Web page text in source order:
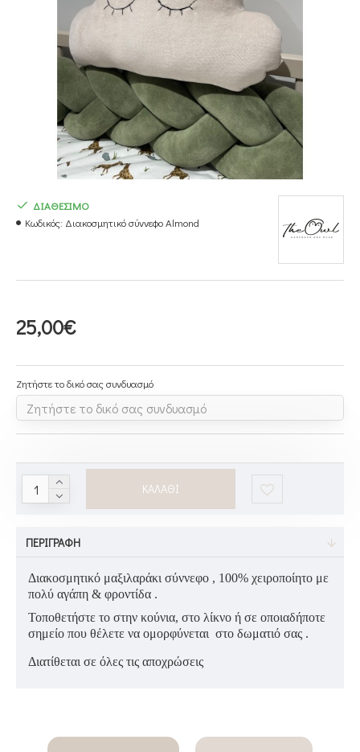
25,00€
ΔΙΑΘΕΣΙΜΟ
Κωδικός: Διακοσμητικό σύννεφο Almond
Ζητήστε το δικό σας συνδυασμό
ΚΑΛΆΘΙ
ΠΕΡΙΓΡΑΦΉ
Διακοσμητικό μαξιλαράκι σύννεφο , 100% χειροποίητο με
πολύ αγάπη & φροντίδα .
Τοποθετήστε το στην κούνια, στο λίκνο ή σε οποιαδήποτε
σημείο που θέλετε να ομορφύνεται στο δωματιό σας .
Διατίθεται σε όλες τις αποχρώσεις